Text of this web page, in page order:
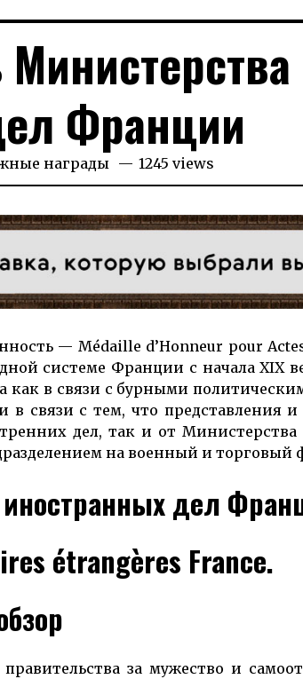
Франции
награды 1245 views
— Mé­dail­le d’Hon­neur pour
сис­те­ме Фран­ции с на­ча­ла XIX
как в свя­зи с бур­ными
в связи с тем, что пред­став­ления
дел, так и от
на воен­ный и торговый
дел
étrangères France.
за муже­ство и